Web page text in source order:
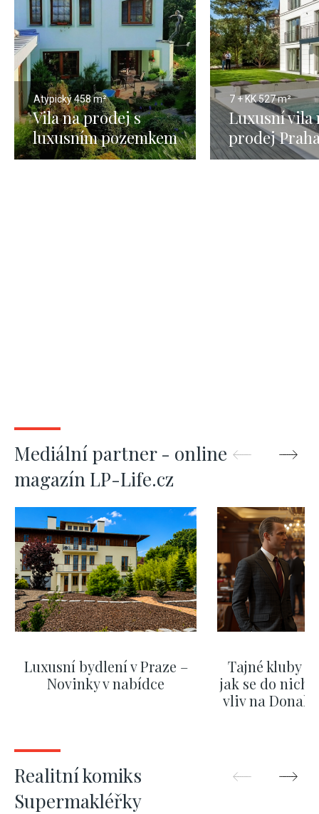
Atypický458 m²
Vila na prodej s
luxusním pozemkem
v Praze
7 + KK527 m²
Luxusní vila
prodej
Hanspaulka
Mediální partner - online
magazín LP-Life.cz
Luxusní bydlení v Praze –
Novinky v nabídce
Tajné kluby
jak se do nich
vliv na
Realitní komiks
Supermakléřky